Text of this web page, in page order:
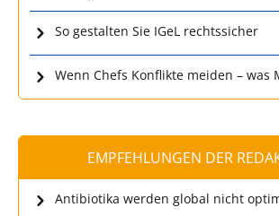
So gestalten Sie IGeL rechtssicher
Wenn Chefs Konflikte meiden – was
EMPFEHLUNGEN DER
Antibiotika werden global nicht